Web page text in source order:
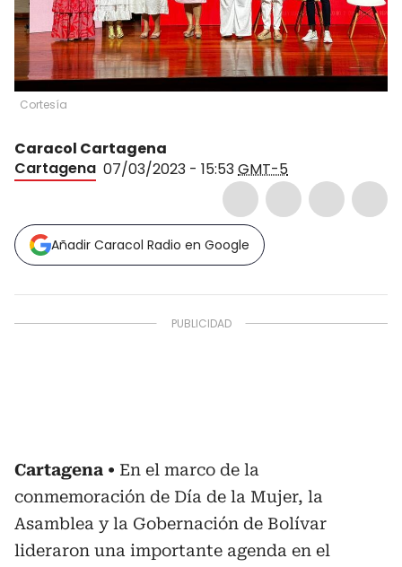
Cortesía
Caracol Cartagena
Cartagena 07/03/2023 - 15:53GMT-5
Añadir Caracol Radio en Google
Cartagena
En el marco de la
conmemoración de Día de la Mujer, la
Asamblea y la Gobernación de Bolívar
lideraron una importante agenda en el